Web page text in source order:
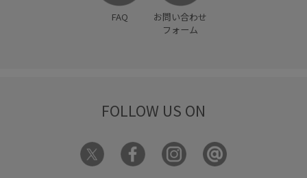
FAQ
お問い合わせ
フォーム
FOLLOW US ON